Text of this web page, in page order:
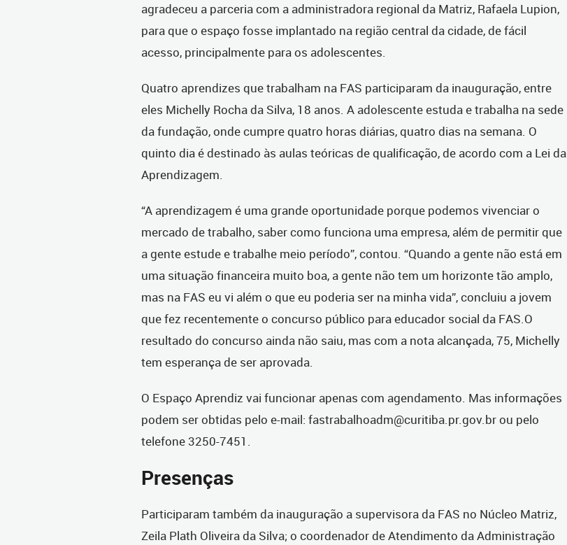
agradeceu a parceria com a administradora regional da Matriz, Rafaela Lupion,
para que o espaço fosse implantado na região central da cidade, de fácil
acesso, principalmente para os adolescentes.
Quatro aprendizes que trabalham na FAS participaram da inauguração, entre
eles Michelly Rocha da Silva, 18 anos. A adolescente estuda e trabalha na sede
da fundação, onde cumpre quatro horas diárias, quatro dias na semana. O
quinto dia é destinado às aulas teóricas de qualificação, de acordo com a Lei da
Aprendizagem.
“A aprendizagem é uma grande oportunidade porque podemos vivenciar o
mercado de trabalho, saber como funciona uma empresa, além de permitir que
a gente estude e trabalhe meio período”, contou. “Quando a gente não está em
uma situação financeira muito boa, a gente não tem um horizonte tão amplo,
mas na FAS eu vi além o que eu poderia ser na minha vida”, concluiu a jovem
que fez recentemente o concurso público para educador social da FAS.O
resultado do concurso ainda não saiu, mas com a nota alcançada, 75, Michelly
tem esperança de ser aprovada.
O Espaço Aprendiz vai funcionar apenas com agendamento. Mas informações
podem ser obtidas pelo e-mail: fastrabalhoadm@curitiba.pr.gov.br ou pelo
telefone 3250-7451.
Presenças
Participaram também da inauguração a supervisora da FAS no Núcleo Matriz,
Zeila Plath Oliveira da Silva; o coordenador de Atendimento da Administração